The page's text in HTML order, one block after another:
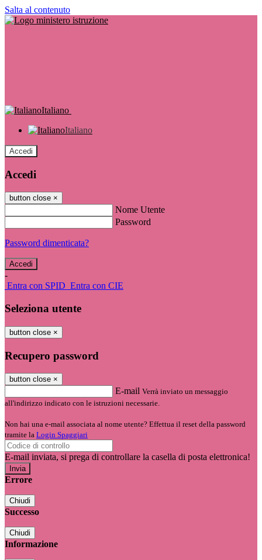
Salta al contenuto
Italiano
Italiano
Accedi
Accedi
button close ×
Nome Utente
Password
Password dimenticata?
-
Entra con SPID Entra con CIE
Seleziona utente
button close ×
Recupero password
button close ×
E-mail Verrà inviato un messaggio
all'indirizzo indicato con le istruzioni necessarie.
Non hai una e-mail associata al nome utente? Effettua il reset della password
tramite la Login Spaggiari
E-mail inviata, si prega di controllare la casella di posta elettronica!
Errore
Chiudi
Successo
Chiudi
Informazione